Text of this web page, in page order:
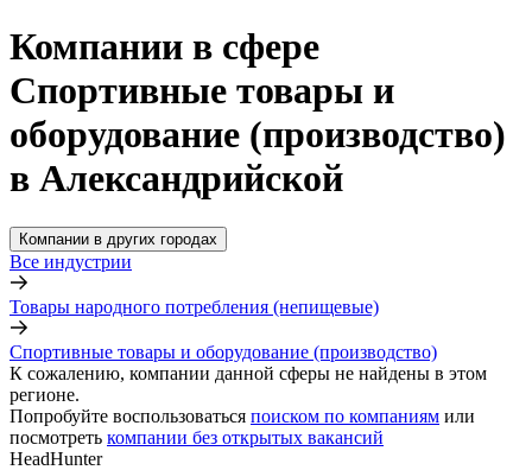
Компании в сфере
Спортивные товары и
оборудование (производство)
в Александрийской
Компании в других городах
Все индустрии
Товары народного потребления (непищевые)
Спортивные товары и оборудование (производство)
К сожалению, компании данной сферы не найдены в этом
регионе.
Попробуйте воспользоваться поиском по компаниям или
посмотреть компании без открытых вакансий
HeadHunter